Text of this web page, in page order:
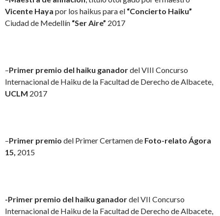
Vicente Haya por los haikus para el “Concierto Haiku”
Ciudad de Medellín “Ser Aire” 2017
–Primer premio del haiku ganadordel VIII Concurso
Internacional de Haiku de la Facultad de Derecho de Albacete,
UCLM 2017
–Primer premio del Primer Certamen de Foto-relato Ágora
15, 2015
-Primer premio del haiku ganadordel VII Concurso
Internacional de Haiku de la Facultad de Derecho de Albacete,